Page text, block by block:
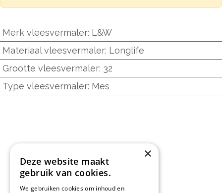
Merk vleesvermaler: L&W
Materiaal vleesvermaler: Longlife
Grootte vleesvermaler: 32
Type vleesvermaler: Mes
×
Deze website maakt
gebruik van cookies.
We gebruiken cookies om inhoud en